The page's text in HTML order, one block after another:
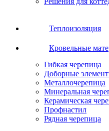
Теплоизоляция
Кровельные
Гибкая черепица
Доборные
Металлочерепица
Минеральная
Керамическая
Профнастил
Рядная черепица